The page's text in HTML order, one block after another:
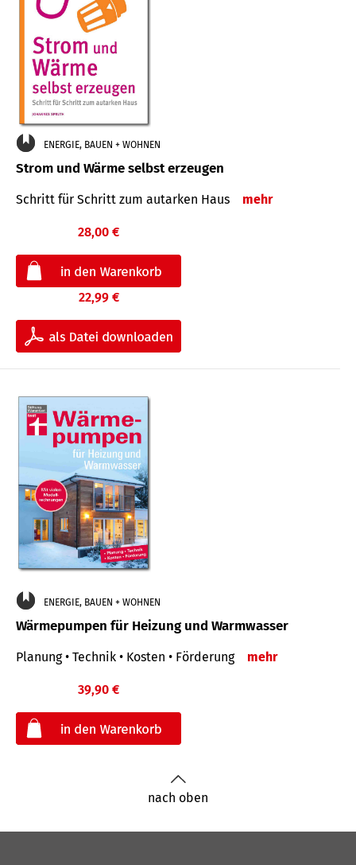
ENERGIE, BAUEN + WOHNEN
Strom und Wärme selbst erzeugen
Schritt für Schritt zum autarken Haus mehr
28,00 €
22,99 €
ENERGIE, BAUEN + WOHNEN
Wärmepumpen für Heizung und Warmwasser
Planung • Technik • Kosten • Förderung mehr
39,90 €
nach oben